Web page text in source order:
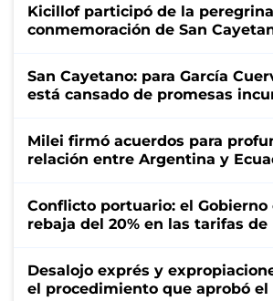
Kicillof participó de la
conmemoración de San
San Cayetano: para García
está cansado de promesas
Milei firmó acuerdos para
relación entre Argentina y
Conflicto portuario: el Gobierno
rebaja del 20% en las tarifas de
Desalojo exprés y
el procedimiento que aprobó el